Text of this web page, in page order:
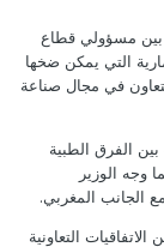
بين مسؤولي قطاع
التي يمكن ضخها
في مجال صناعة
الفرق الطبية
وجه الوزير
الجانب المغربي.
التعاونية